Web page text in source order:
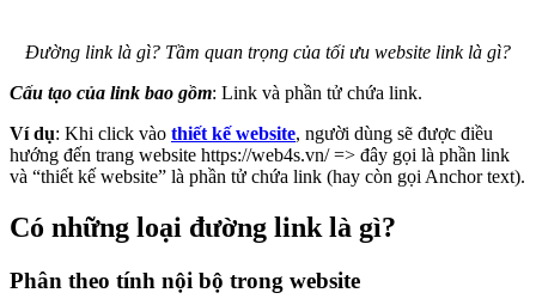
Đường link là gì? Tầm quan trọng của tối ưu website link là gì?
Cấu tạo của link bao gồm: Link và phần tử chứa link.
Ví dụ: Khi click vào thiết kế website, người dùng sẽ được điều
hướng đến trang website https://web4s.vn/ => đây gọi là phần link
và “thiết kế website” là phần tử chứa link (hay còn gọi Anchor text).
Có những loại đường link là gì?
Phân theo tính nội bộ trong website